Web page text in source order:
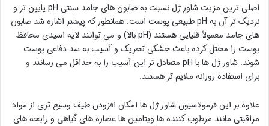
اصلی ترین مزیت شاور ژل نسبت به صابون های جامد سنتی pH پایین تر و
نزدیک تر آن به pH طبیعی پوست است. همانطور که پیشتر اشاره شد صابون
های جامد معمولاً قلیایی هستند (pH بالا) و می توانند لایه اسیدی محافظ
پوست را مختل کرده باعث خشکی تحریک و آسیب به سد دفاعی پوست
شوند. شاور ژل ها با pH متعادل تر این آسیب را به حداقل می رسانند و
برای استفاده روزانه ملایم تر هستند.
علاوه بر این فرمولاسیون شاور ژل ها امکان افزودن طیف وسیع تری از مواد
مراقبتی مانند مرطوب کننده ها ویتامین ها عصاره های گیاهی و رایحه های